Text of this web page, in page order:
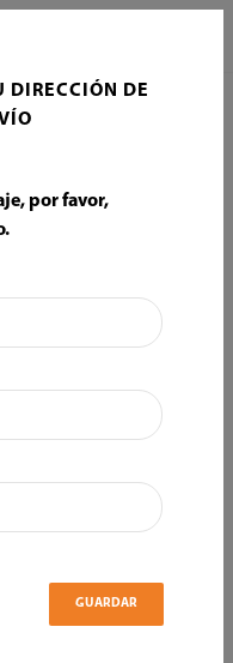
Y SELLADORES
DIRECCIÓN DE
por favor,
GUARDAR